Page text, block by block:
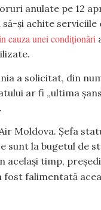
anulate pe 12
și achite
cauza unei condiționări
a solicitat, din
ar fi „ultima
Moldova. Șefa
la bugetul de
același timp,
fost falimentată